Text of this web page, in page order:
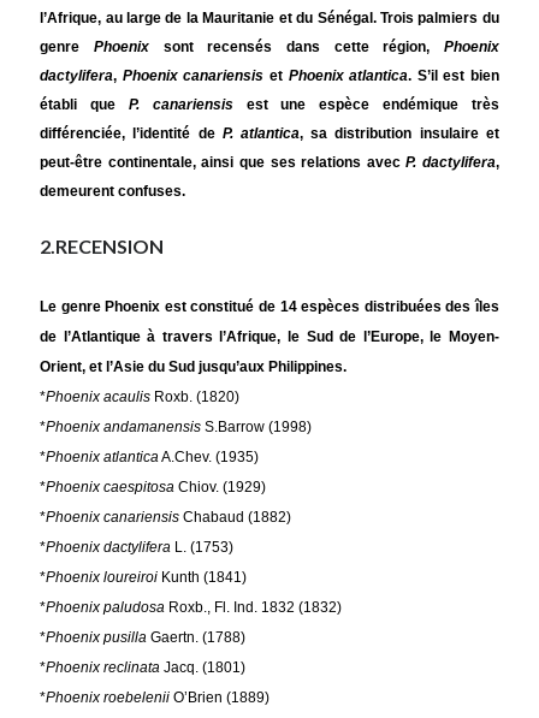
l’Afrique, au large de la Mauritanie et du Sénégal. Trois palmiers du
genre Phoenixsont recensés dans cette région, Phoenix
dactylifera, Phoenix canariensis et Phoenix atlantica. S’il est bien
établi que P. canariensisest une espèce endémique très
différenciée, l’identité de P. atlantica, sa distribution insulaire et
peut-être continentale, ainsi que ses relations avecP. dactylifera,
demeurent confuses.
2.RECENSION
Le genre Phoenix est constitué de 14 espèces distribuées des îles
de l’Atlantique à travers l’Afrique, le Sud de l’Europe, le Moyen-
Orient, et l’Asie du Sud jusqu’aux Philippines.
*Phoenix acaulis Roxb. (1820)
*Phoenix andamanensis S.Barrow (1998)
*Phoenix atlanticaA.Chev. (1935)
*Phoenix caespitosa Chiov. (1929)
*Phoenix canariensis Chabaud (1882)
*Phoenix dactylifera L. (1753)
*Phoenix loureiroi Kunth (1841)
*Phoenix paludosa Roxb., Fl. Ind. 1832 (1832)
*Phoenix pusilla Gaertn. (1788)
*Phoenix reclinata Jacq. (1801)
*Phoenix roebelenii O’Brien (1889)